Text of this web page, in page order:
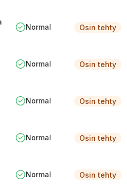
Normal Osin tehty
Normal Osin tehty
Normal Osin tehty
Normal Osin tehty
Normal Osin tehty